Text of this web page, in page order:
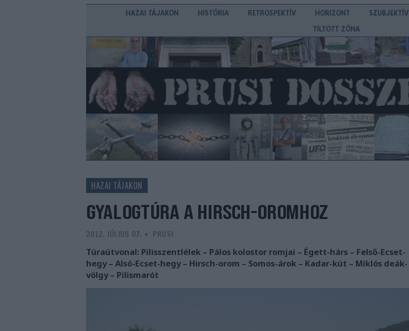
HAZAI TÁJAKON HISTÓRIA RETROSPEKTÍV HORIZONT SZUBJEKTÍV
TILTOTT ZÓNA
GYALOGTÚRA A HIRSCH-OROMHOZ
2012. JÚLIUS 07. - PRUSI
Túraútvonal: Pilisszentlélek – Pálos kolostor romjai – Égett-hárs – Felső-Ecset-
hegy – Alsó-Ecset-hegy – Hirsch-orom – Somos-árok – Kadar-kút – Miklós deák-
völgy – Pilismarót
HAZAI TÁJAKON